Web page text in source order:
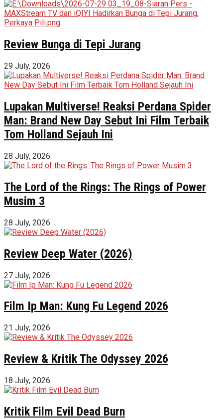
Review Bunga di Tepi Jurang
29 July, 2026
Lupakan Multiverse! Reaksi Perdana Spider
Man: Brand New Day Sebut Ini Film Terbaik
Tom Holland Sejauh Ini
28 July, 2026
The Lord of the Rings: The Rings of Power
Musim 3
28 July, 2026
Review Deep Water (2026)
27 July, 2026
Film Ip Man: Kung Fu Legend 2026
21 July, 2026
Review & Kritik The Odyssey 2026
18 July, 2026
Kritik Film Evil Dead Burn